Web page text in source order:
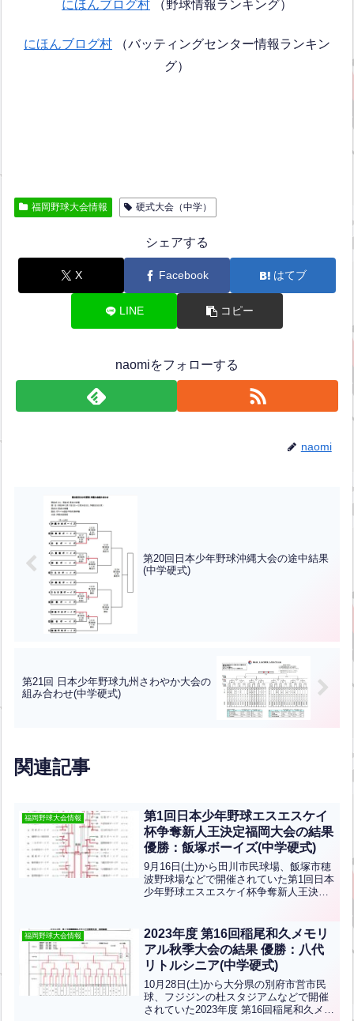
にほんブログ村 （野球情報ランキング）
にほんブログ村 （バッティングセンター情報ランキン
グ）
福岡野球大会情報 硬式大会（中学）
シェアする
X Facebook はてブ
LINE コピー
naomiをフォローする
naomi
第20回日本少年野球沖縄大会の途中結果
(中学硬式)
第21回 日本少年野球九州さわやか大会の
組み合わせ(中学硬式)
関連記事
福岡野球大会情報
第1回日本少年野球エスエスケイ
杯争奪新人王決定福岡大会の結果
優勝：飯塚ボーイズ(中学硬式)
9月16日(土)から田川市民球場、飯塚市穂
波野球場などで開催されていた第1回日本
少年野球エスエスケイ杯争奪新人王決定
ーイズ、山口防府ボーイズです。おめで
とうございます...全文はクリック
福岡野球大会情報
2023年度 第16回稲尾和久メモリ
アル秋季大会の結果 優勝：八代
リトルシニア(中学硬式)
10月28日(土)から大分県の別府市営市民
球、フジジンの杜スタジアムなどで開催
されていた2023年度 第16回稲尾和久メモ